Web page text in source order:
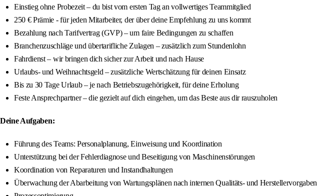
Einstieg ohne Probezeit – du bist vom ersten Tag an vollwertiges Teammitglied
250 € Prämie - für jeden Mitarbeiter, der über deine Empfehlung zu uns kommt
Bezahlung nach Tarifvertrag (GVP) – um faire Bedingungen zu schaffen
Branchenzuschläge und übertarifliche Zulagen – zusätzlich zum Stundenlohn
Fahrdienst – wir bringen dich sicher zur Arbeit und nach Hause
Urlaubs- und Weihnachtsgeld – zusätzliche Wertschätzung für deinen Einsatz
Bis zu 30 Tage Urlaub – je nach Betriebszugehörigkeit, für deine Erholung
Feste Ansprechpartner – die gezielt auf dich eingehen, um das Beste aus dir rauszuholen
Deine Aufgaben:
Führung des Teams: Personalplanung, Einweisung und Koordination
Unterstützung bei der Fehlerdiagnose und Beseitigung von Maschinenstörungen
Koordination von Reparaturen und Instandhaltungen
Überwachung der Abarbeitung von Wartungsplänen nach internen Qualitäts- und Herstellervorgaben